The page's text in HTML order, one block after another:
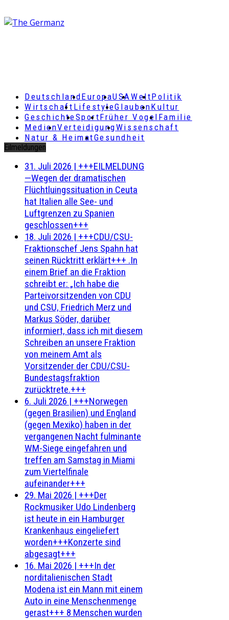
DeutschlandEuropaUSAWeltPolitik
Wirtschaft LifestyleGlaubenKultur
GeschichteSportFrüher Vogel Familie
MedienVerteidigungWissenschaft
Natur & HeimatGesundheit
Eilmeldungen
31. Juli 2026 | +++EILMELDUNG
—Wegen der dramatischen
Flüchtluingssituation in Ceuta
hat Italien alle See- und
Luftgrenzen zu Spanien
geschlossen+++
18. Juli 2026 | +++CDU/CSU-
Fraktionschef Jens Spahn hat
seinen Rücktritt erklärt+++ .In
einem Brief an die Fraktion
schreibt er: „Ich habe die
Parteivorsitzenden von CDU
und CSU, Friedrich Merz und
Markus Söder, darüber
informiert, dass ich mit diesem
Schreiben an unsere Fraktion
von meinem Amt als
Vorsitzender der CDU/CSU-
Bundestagsfraktion
zurücktrete.+++
6. Juli 2026 | +++Norwegen
(gegen Brasilien) und England
(gegen Mexiko) haben in der
vergangenen Nacht fulminante
WM-Siege eingefahren und
treffen am Samstag in Miami
zum Viertelfinale
aufeinander+++
29. Mai 2026 | +++Der
Rockmusiker Udo Lindenberg
ist heute in ein Hamburger
Krankenhaus eingeliefert
worden+++Konzerte sind
abgesagt+++
16. Mai 2026 | +++In der
norditalienischen Stadt
Modena ist ein Mann mit einem
Auto in eine Menschenmenge
gerast+++ 8 Menschen wurden